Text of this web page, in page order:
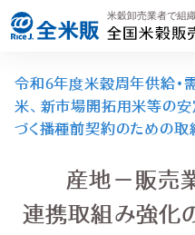
米穀卸売業者で組
令和6年度米穀周年供給・
米、新市場開拓用米等の
づく播種前契約のための取
産地－販売
連携取組み強化